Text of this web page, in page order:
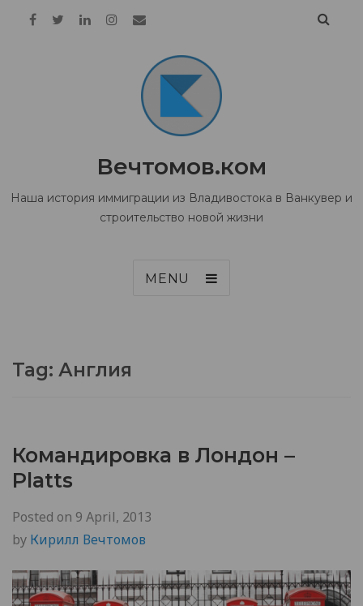
Вечтомов.ком
Наша история иммиграции из Владивостока в Ванкувер и
строительство новой жизни
MENU
Tag: Англия
Командировка в Лондон –
Platts
Posted on 9 April, 2013
by Кирилл Вечтомов